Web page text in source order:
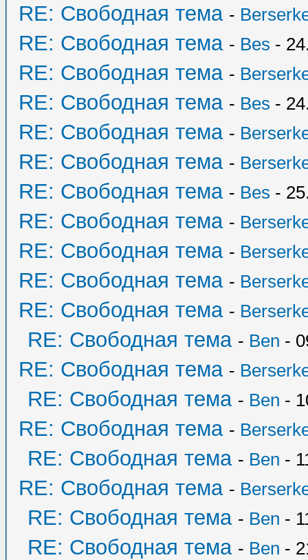
RE: Свободная тема -
RE: Свободная тема - Bes -
RE: Свободная тема -
RE: Свободная тема - Bes -
RE: Свободная тема -
RE: Свободная тема -
RE: Свободная тема - Bes -
RE: Свободная тема -
RE: Свободная тема -
RE: Свободная тема -
RE: Свободная тема -
RE: Свободная тема - Ben -
RE: Свободная тема -
RE: Свободная тема - Ben -
RE: Свободная тема -
RE: Свободная тема - Ben -
RE: Свободная тема -
RE: Свободная тема - Ben -
RE: Свободная тема - Ben -